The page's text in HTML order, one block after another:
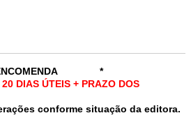
*
ÚTEIS + PRAZO DOS
conforme situação da editora.